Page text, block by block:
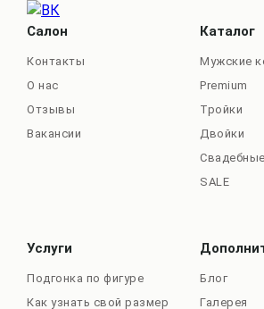
Салон
Контакты
О нас
Отзывы
Вакансии
Каталог
Мужские
Premium
Тройки
Двойки
Свадебные
SALE
Услуги
Подгонка по фигуре
Как узнать свой размер
Блог
Галерея